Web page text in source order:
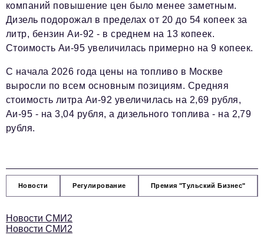
компаний повышение цен было менее заметным.
Дизель подорожал в пределах от 20 до 54 копеек за
литр, бензин Аи-92 - в среднем на 13 копеек.
Стоимость Аи-95 увеличилась примерно на 9 копеек.
С начала 2026 года цены на топливо в Москве
выросли по всем основным позициям. Средняя
стоимость литра Аи-92 увеличилась на 2,69 рубля,
Аи-95 - на 3,04 рубля, а дизельного топлива - на 2,79
рубля.
Новости Регулирование Премия "Тульский Бизнес"
Новости СМИ2
Новости СМИ2